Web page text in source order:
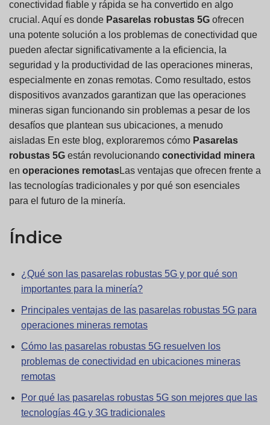
conectividad fiable y rápida se ha convertido en algo
crucial. Aquí es donde Pasarelas robustas 5G ofrecen
una potente solución a los problemas de conectividad que
pueden afectar significativamente a la eficiencia, la
seguridad y la productividad de las operaciones mineras,
especialmente en zonas remotas. Como resultado, estos
dispositivos avanzados garantizan que las operaciones
mineras sigan funcionando sin problemas a pesar de los
desafíos que plantean sus ubicaciones, a menudo
aisladas En este blog, exploraremos cómo Pasarelas
robustas 5G están revolucionando conectividad minera
en operaciones remotasLas ventajas que ofrecen frente a
las tecnologías tradicionales y por qué son esenciales
para el futuro de la minería.
Índice
¿Qué son las pasarelas robustas 5G y por qué son
importantes para la minería?
Principales ventajas de las pasarelas robustas 5G para
operaciones mineras remotas
Cómo las pasarelas robustas 5G resuelven los
problemas de conectividad en ubicaciones mineras
remotas
Por qué las pasarelas robustas 5G son mejores que las
tecnologías 4G y 3G tradicionales